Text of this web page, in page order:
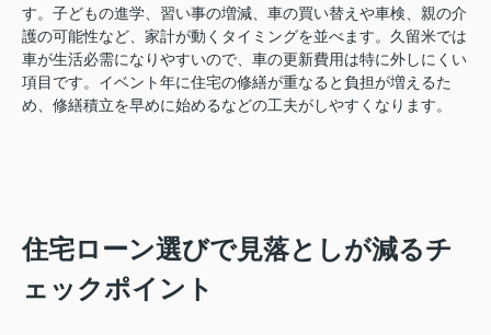
す。子どもの進学、習い事の増減、車の買い替えや車検、親の介
護の可能性など、家計が動くタイミングを並べます。久留米では
車が生活必需になりやすいので、車の更新費用は特に外しにくい
項目です。イベント年に住宅の修繕が重なると負担が増えるた
め、修繕積立を早めに始めるなどの工夫がしやすくなります。
住宅ローン選びで見落としが減るチ
ェックポイント